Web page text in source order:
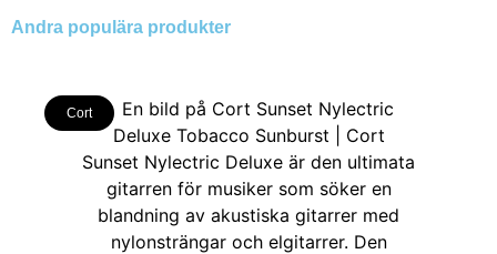
Andra populära produkter
Cort